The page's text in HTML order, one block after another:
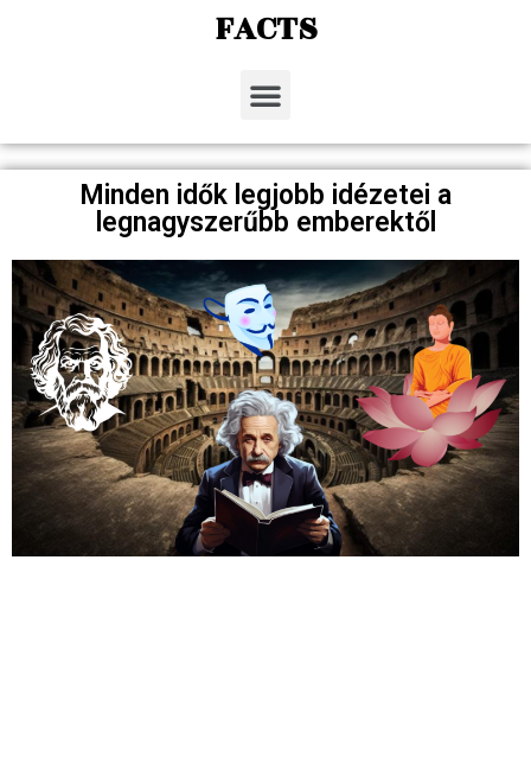
FACTS
Minden idők legjobb idézetei a
legnagyszerűbb emberektől